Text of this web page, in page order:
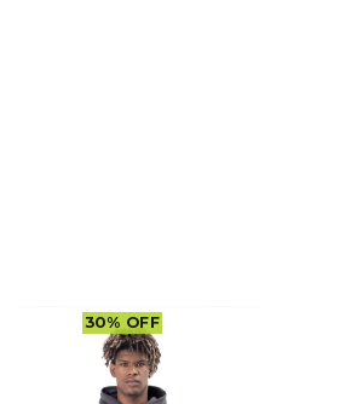
30% OFF